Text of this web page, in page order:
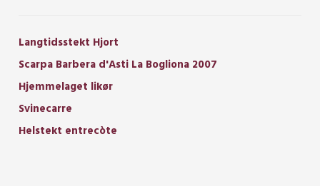
Langtidsstekt Hjort
Scarpa Barbera d'Asti La Bogliona 2007
Hjemmelaget likør
Svinecarre
Helstekt entrecòte